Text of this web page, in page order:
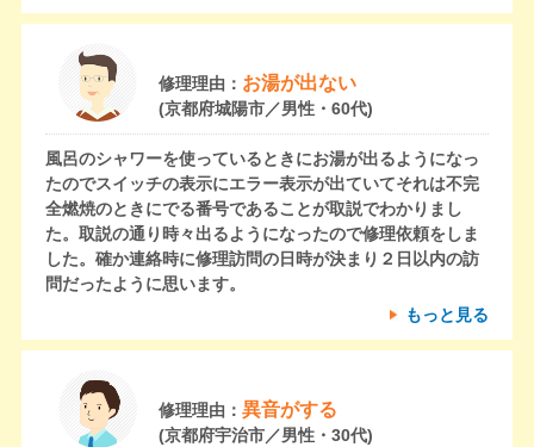
修理理由： お湯が出ない
(京都府城陽市／男性・60代)
風呂のシャワーを使っているときにお湯が出るようになっ
たのでスイッチの表示にエラー表示が出ていてそれは不完
全燃焼のときにでる番号であることが取説でわかりまし
た。取説の通り時々出るようになったので修理依頼をしま
した。確か連絡時に修理訪問の日時が決まり２日以内の訪
問だったように思います。
もっと見る
修理理由： 異音がする
(京都府宇治市／男性・30代)